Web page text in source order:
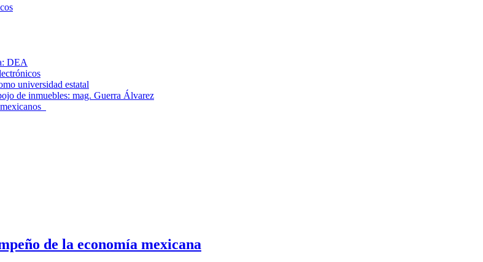
DEA
universidad estatal
de inmuebles: mag. Guerra Álvarez
de la economía mexicana